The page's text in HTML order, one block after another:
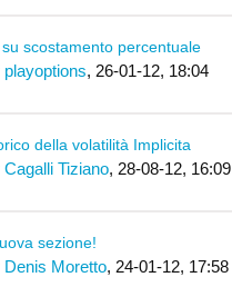
scostamento percentuale
playoptions, 26-01-12, 18:04
della volatilità Implicita
Cagalli Tiziano, 28-08-12, 16:09
sezione!
Denis Moretto, 24-01-12, 17:58